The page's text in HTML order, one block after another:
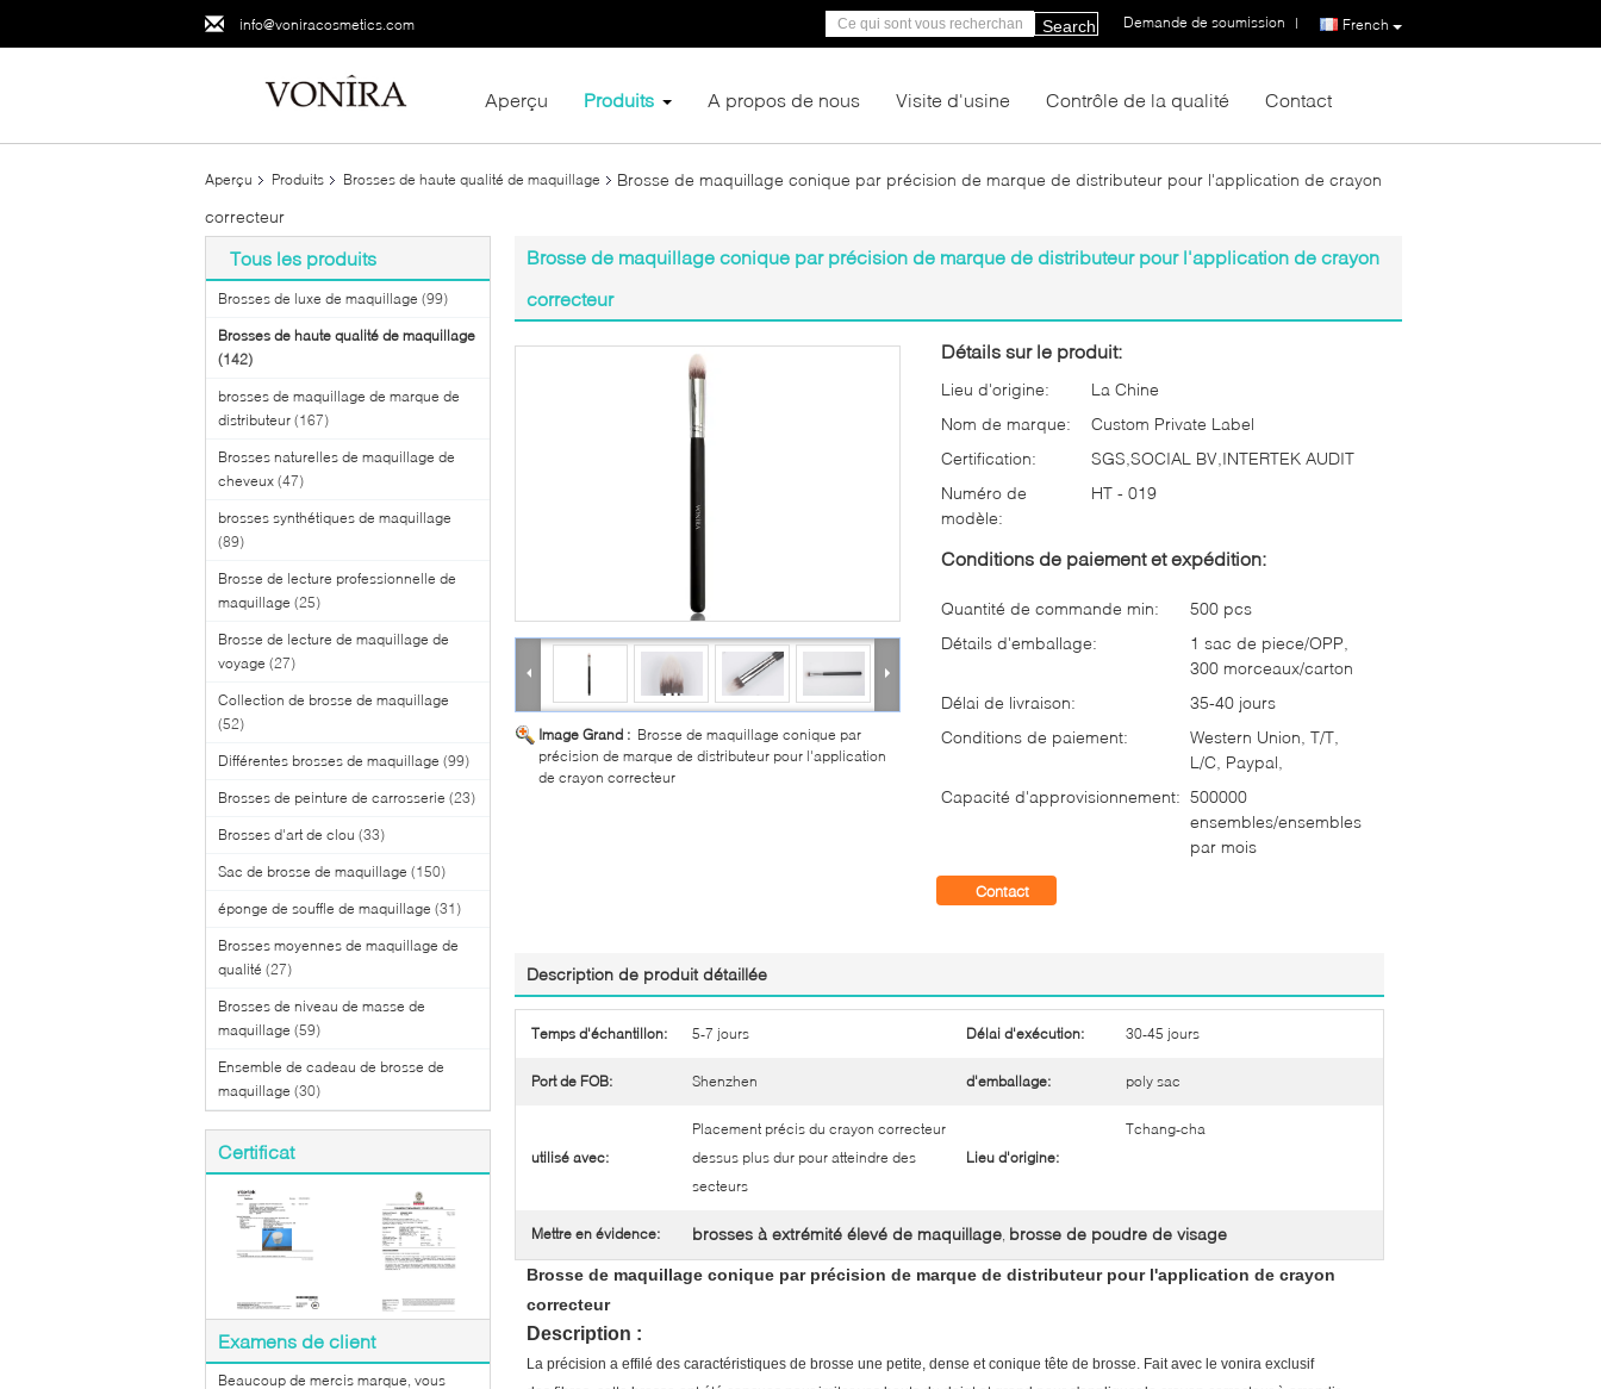
info@voniracosmetics.com French
Demande de soumission |
Search
Aperçu Produits A propos de nous Visite d'usine Contrôle de la qualité Contact
Aperçu Produits Brosses de haute qualité de maquillage
Brosse de maquillage conique par précision de marque de distributeur pour l'application de crayon
correcteur
Tous les produits
Brosses de luxe de maquillage (99)
Brosses de haute qualité de maquillage
(142)
brosses de maquillage de marque de
distributeur (167)
Brosses naturelles de maquillage de
cheveux (47)
brosses synthétiques de maquillage
(89)
Brosse de lecture professionnelle de
maquillage (25)
Brosse de lecture de maquillage de
voyage (27)
Collection de brosse de maquillage
(52)
Différentes brosses de maquillage (99)
Brosses de peinture de carrosserie (23)
Brosses d'art de clou (33)
Sac de brosse de maquillage (150)
éponge de souffle de maquillage (31)
Brosses moyennes de maquillage de
qualité (27)
Brosses de niveau de masse de
maquillage (59)
Ensemble de cadeau de brosse de
maquillage (30)
Certificat
Examens de client
Beaucoup de mercis marque, vous
Brosse de maquillage conique par précision de marque de distributeur pour l'application de crayon
correcteur
Image Grand : Brosse de maquillage conique par
précision de marque de distributeur pour l'application
de crayon correcteur
Détails sur le produit:
Lieu d'origine:
La Chine
Nom de marque:
Custom Private Label
Certification:
SGS,SOCIAL BV,INTERTEK AUDIT
Numéro de
modèle:
HT - 019
Conditions de paiement et expédition:
Quantité de commande min:
500 pcs
Détails d'emballage:
1 sac de piece/OPP,
300 morceaux/carton
Délai de livraison:
35-40 jours
Conditions de paiement:
Western Union, T/T,
L/C, Paypal,
Capacité d'approvisionnement: 500000
ensembles/ensembles
par mois
Contact
Description de produit détaillée
Temps d'échantillon: 5-7 jours Délai d'exécution: 30-45 jours
Port de FOB: Shenzhen d'emballage: poly sac
utilisé avec:
Placement précis du crayon correcteur
dessus plus dur pour atteindre des
secteurs
Lieu d'origine:
Tchang-cha
Mettre en évidence: brosses à extrémité élevé de maquillage, brosse de poudre de visage
Brosse de maquillage conique par précision de marque de distributeur pour l'application de crayon
correcteur
Description :
La précision a effilé des caractéristiques de brosse une petite, dense et conique tête de brosse. Fait avec le vonira exclusif